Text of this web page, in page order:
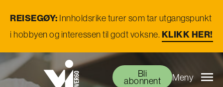
REISEGØY: Innholdsrike turer som tar utgangspunkt
i hobbyen og interessen til godt voksne.KLIKK HER!
Bli
abonnent Meny